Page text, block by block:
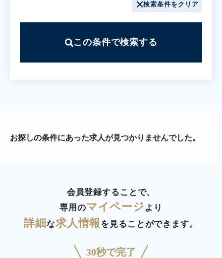
検索条件をクリア
この条件で検索する
お探しの条件にあった求人が見つかりませんでした。
会員登録することで、
専用のマイページ より
詳細な求人情報を見ることができます。
30秒で完了